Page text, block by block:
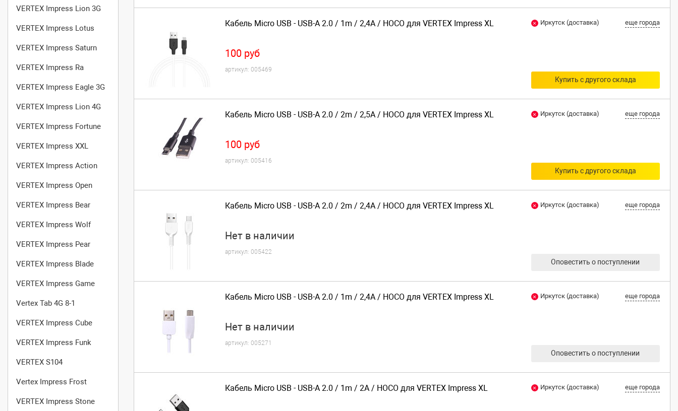
VERTEX Impress Lion 3G
VERTEX Impress Lotus
VERTEX Impress Saturn
VERTEX Impress Ra
VERTEX Impress Eagle 3G
VERTEX Impress Lion 4G
VERTEX Impress Fortune
VERTEX Impress XXL
VERTEX Impress Action
VERTEX Impress Open
VERTEX Impress Bear
VERTEX Impress Wolf
VERTEX Impress Pear
VERTEX Impress Blade
VERTEX Impress Game
Vertex Tab 4G 8-1
VERTEX Impress Cube
VERTEX Impress Funk
VERTEX S104
Vertex Impress Frost
VERTEX Impress Stone
Кабель Micro USB - USB-A 2.0 / 1m / 2,4A / HOCO для VERTEX Impress XL
100 руб
артикул: 005469
Иркутск (доставка) еще города
Купить с другого склада
Кабель Micro USB - USB-A 2.0 / 2m / 2,5A / HOCO для VERTEX Impress XL
100 руб
артикул: 005416
Иркутск (доставка) еще города
Купить с другого склада
Кабель Micro USB - USB-A 2.0 / 2m / 2,4A / HOCO для VERTEX Impress XL
Нет в наличии
артикул: 005422
Иркутск (доставка) еще города
Оповестить о поступлении
Кабель Micro USB - USB-A 2.0 / 1m / 2,4A / HOCO для VERTEX Impress XL
Нет в наличии
артикул: 005271
Иркутск (доставка) еще города
Оповестить о поступлении
Кабель Micro USB - USB-A 2.0 / 1m / 2A / HOCO для VERTEX Impress XL Иркутск (доставка) еще города